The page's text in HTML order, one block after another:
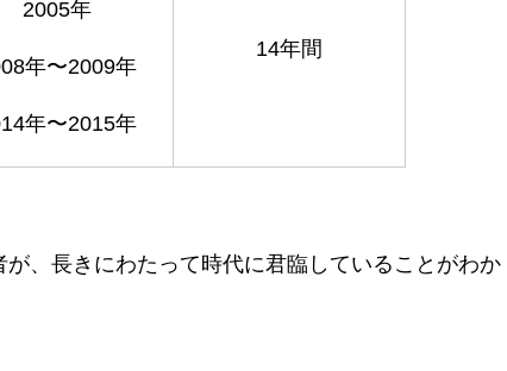
2005年
年〜2009年
年〜2015年
14年間
、長きにわたって時代に君臨していることがわか